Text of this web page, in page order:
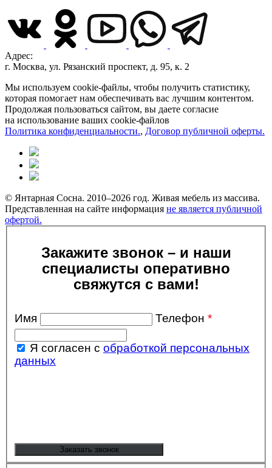
Адрес:
г. Москва, ул. Рязанский проспект, д. 95, к. 2
Мы используем cookie-файлы, чтобы получить статистику,
которая помогает нам обеспечивать вас лучшим контентом.
Продолжая пользоваться сайтом, вы даете согласие
на использование ваших cookie-файлов
Политика конфиденциальности., Договор публичной оферты.
© Янтарная Сосна. 2010–2026 год. Живая мебель из массива.
Представленная на сайте информация не является публичной
офертой.
Закажите звонок – и наши
специалисты оперативно
свяжутся с вами!
Имя Телефон *
Я согласен с обработкой персональных
данных